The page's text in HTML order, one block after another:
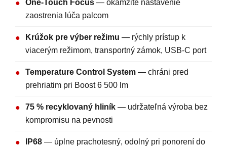
● One-Touch Focus — okamžité nastavenie
zaostrenia lúča palcom
● Krúžok pre výber režimu — rýchly prístup k
viacerým režimom, transportný zámok, USB-C port
● Temperature Control System — chráni pred
prehriatim pri Boost 6 500 lm
● 75 % recyklovaný hliník — udržateľná výroba bez
kompromisu na pevnosti
● IP68 — úplne prachotesný, odolný pri ponorení do